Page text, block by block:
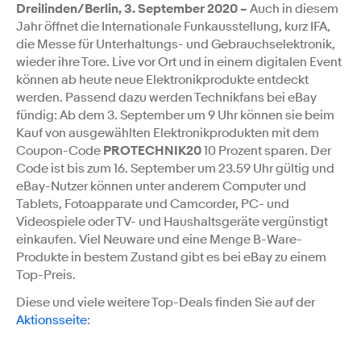
Dreilinden/Berlin, 3. September 2020 – Auch in diesem
Jahr öffnet die Internationale Funkausstellung, kurz IFA,
die Messe für Unterhaltungs- und Gebrauchselektronik,
wieder ihre Tore. Live vor Ort und in einem digitalen Event
können ab heute neue Elektronikprodukte entdeckt
werden. Passend dazu werden Technikfans bei eBay
fündig: Ab dem 3. September um 9 Uhr können sie beim
Kauf von ausgewählten Elektronikprodukten mit dem
Coupon-Code PROTECHNIK2010 Prozent sparen. Der
Code ist bis zum 16. September um 23.59 Uhr gültig und
eBay-Nutzer können unter anderem Computer und
Tablets, Fotoapparate und Camcorder, PC- und
Videospiele oder TV- und Haushaltsgeräte vergünstigt
einkaufen. Viel Neuware und eine Menge B-Ware-
Produkte in bestem Zustand gibt es bei eBay zu einem
Top-Preis.
Diese und viele weitere Top-Deals finden Sie auf der
Aktionsseite: